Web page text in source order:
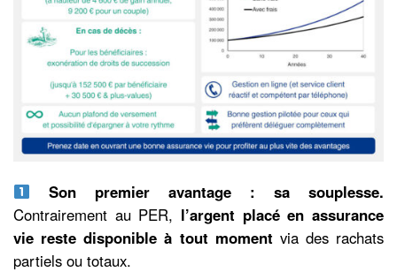
Son premier avantage : sa souplesse.
Contrairement au PER, l’argent placé en assurance
vie reste disponible à tout moment via des rachats
partiels ou totaux.